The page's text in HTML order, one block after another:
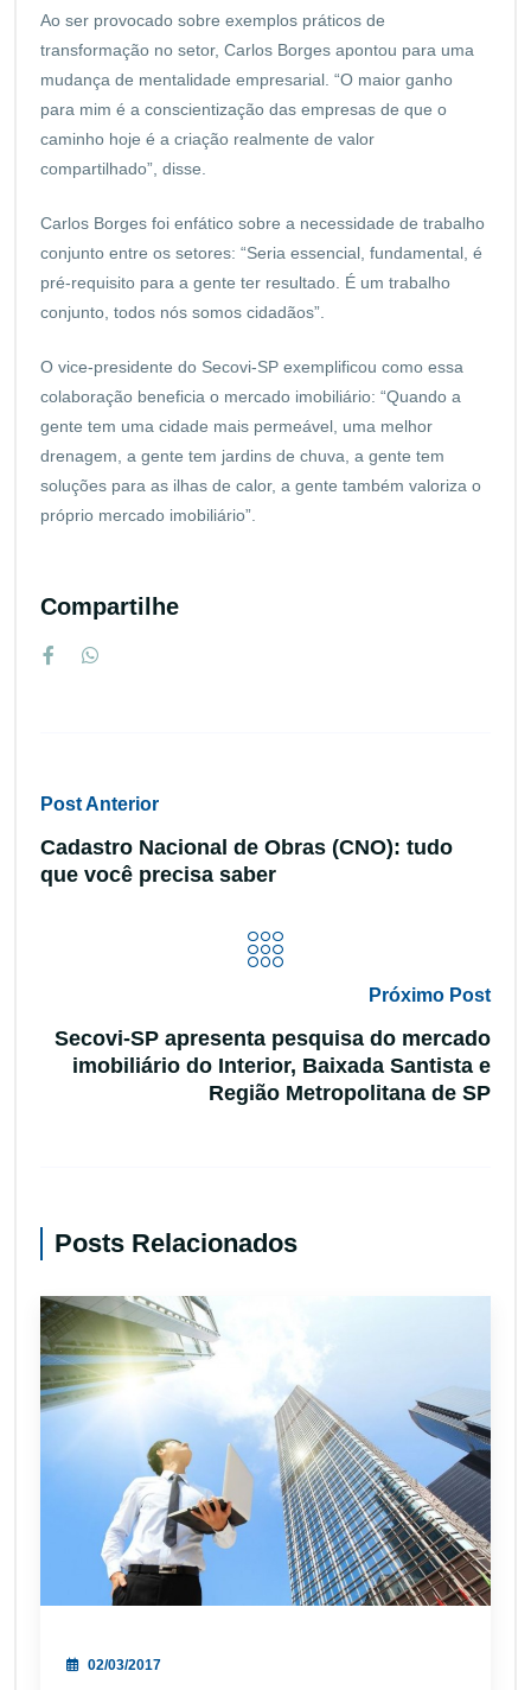
Ao ser provocado sobre exemplos práticos de
transformação no setor, Carlos Borges apontou para uma
mudança de mentalidade empresarial. “O maior ganho
para mim é a conscientização das empresas de que o
caminho hoje é a criação realmente de valor
compartilhado”, disse.
Carlos Borges foi enfático sobre a necessidade de trabalho
conjunto entre os setores: “Seria essencial, fundamental, é
pré-requisito para a gente ter resultado. É um trabalho
conjunto, todos nós somos cidadãos”.
O vice-presidente do Secovi-SP exemplificou como essa
colaboração beneficia o mercado imobiliário: “Quando a
gente tem uma cidade mais permeável, uma melhor
drenagem, a gente tem jardins de chuva, a gente tem
soluções para as ilhas de calor, a gente também valoriza o
próprio mercado imobiliário”.
Compartilhe
Post Anterior
Cadastro Nacional de Obras (CNO): tudo
que você precisa saber
Próximo Post
Secovi-SP apresenta pesquisa do mercado
imobiliário do Interior, Baixada Santista e
Região Metropolitana de SP
Posts Relacionados
02/03/2017